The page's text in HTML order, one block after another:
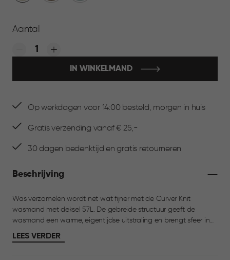
Aantal
Quantity:
IN WINKELMAND
Op werkdagen voor 14:00 besteld, morgen in huis
Gratis verzending vanaf € 25,-
30 dagen bedenktijd en gratis retourneren
Beschrijving
Was verzamelen wordt net wat fijner met de Curver Knit
wasmand met deksel 57L. De gebreide structuur geeft de
wasmand een warme, eigentijdse uitstraling en brengt sfeer in
de wasruimte. De open knit-structuur zorgt voor ventilatie,
zodat je was fris blijft. De deksel opent tot 270 graden, wat het
LEES VERDER